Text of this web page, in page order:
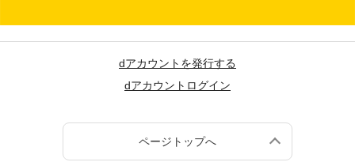
dアカウントを発行する
dアカウントログイン
ページトップへ